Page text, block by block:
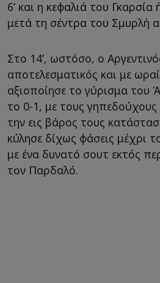
6’ και η κεφαλιά του
μετά τη σέντρα του Σμυρλή
Στο 14’, ωστόσο, ο
αποτελεσματικός και με
αξιοποίησε το γύρισμα του
το 0-1, με τους
την εις βάρος τους
κύλησε δίχως φάσεις μέχρι
με ένα δυνατό σουτ εκτός
τον Παρδαλό.